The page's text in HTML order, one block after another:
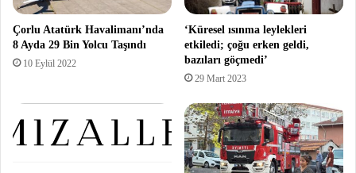
Çorlu Atatürk Havalimanı’nda
8 Ayda 29 Bin Yolcu Taşındı
10 Eylül 2022
‘Küresel ısınma leylekleri
etkiledi; çoğu erken geldi,
bazıları göçmedi’
29 Mart 2023